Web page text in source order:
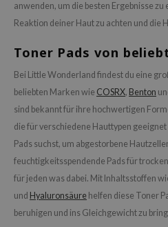
anwenden, um die besten Ergebnisse
Reaktion deiner Haut zu achten und die
Toner Pads von
Bei Little Wonderland findest du eine
beliebten Marken wie COSRX, Benton
sind bekannt für ihre hochwertigen
die für verschiedene Hauttypen
Pads suchst, um abgestorbene
feuchtigkeitsspendende Pads für
für jeden was dabei. Mit Inhaltsstoffen
und Hyaluronsäure helfen diese Toner
beruhigen und ins Gleichgewicht zu